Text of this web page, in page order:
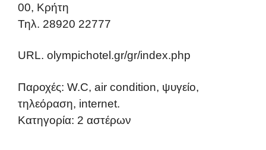
00, Κρήτη
Τηλ. 28920 22777
URL. olympichotel.gr/gr/index.php
Παροχές: W.C, air condition, ψυγείο,
τηλεόραση, internet.
Κατηγορία: 2 αστέρων